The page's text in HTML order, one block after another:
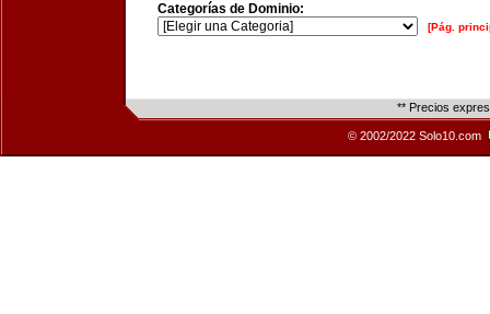
Categorías de Dominio:
[Pág.
** Precios
© 2002/2022 Solo10.com